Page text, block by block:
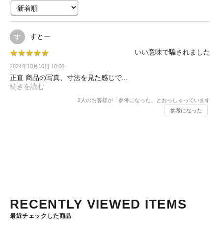
す すとー
★★★★★
★★★★★ いい意味で騙されました
2024年10月10日 18:08
正直 商品の写真、寸法を見た感じで...
続きを読む
2 人のお客様が「参考になった」とおっしゃっています
参考になった
RECENTLY VIEWED ITEMS
最近チェックした商品